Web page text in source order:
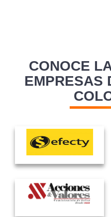
CONOCE
EMPRESAS